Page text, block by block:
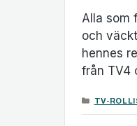
Alla som
och
hennes
från TV4
TV-